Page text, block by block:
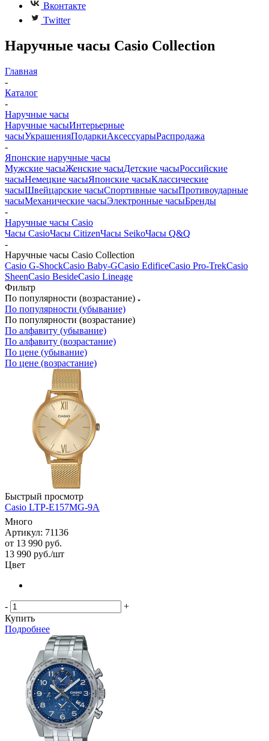
Вконтакте
Twitter
Наручные часы Casio Collection
Главная
-
Каталог
-
Наручные часы
Наручные часыИнтерьерные
часыУкрашенияПодаркиАксессуарыРаспродажа
-
Японские наручные часы
Мужские часыЖенские часыДетские часыРоссийские
часыНемецкие часыЯпонские часыКлассические
часыШвейцарские часыСпортивные часыПротивоударные
часыМеханические часыЭлектронные часыБренды
-
Наручные часы Casio
Часы CasioЧасы CitizenЧасы SeikoЧасы Q&Q
-
Наручные часы Casio Collection
Casio G-ShockCasio Baby-GCasio EdificeCasio Pro-TrekCasio
SheenCasio BesideCasio Lineage
Фильтр
По популярности (возрастание)
По популярности (убывание)
По популярности (возрастание)
По алфавиту (убывание)
По алфавиту (возрастание)
По цене (убывание)
По цене (возрастание)
Быстрый просмотр
Casio LTP-E157MG-9A
Много
Артикул: 71136
от 13 990 руб.
13 990 руб./шт
Цвет
-
+
Купить
Подробнее